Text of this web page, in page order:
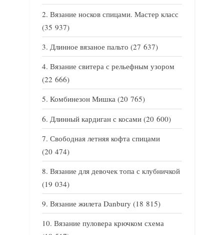
Вязание носков спицами. Мастер класс
(35 937)
Длинное вязаное пальто (27 637)
Вязание свитера с рельефным узором
(22 666)
Комбинезон Мишка (20 765)
Длинный кардиган с косами (20 600)
Свободная летняя кофта спицами
(20 474)
Вязание для девочек топа с клубничкой
(19 034)
Вязание жилета Danbury (18 815)
Вязание пуловера крючком схема